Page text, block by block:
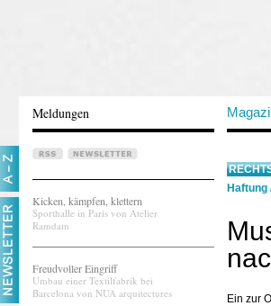
Meldungen
Kicken, kämpfen, klettern
Sporthalle in Paris von Atelier
Ramdam
Freudvoller Eingriff
Umbau einer Textilfabrik bei
Barcelona von NUA arquitectures
Haftung
Ein zur